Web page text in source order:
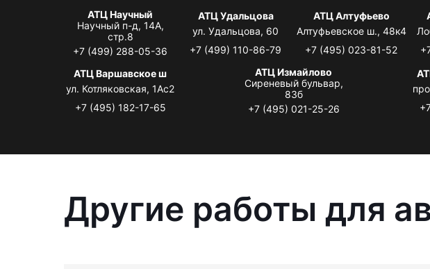
АТЦ Научный
Научный п-д, 14А,
стр.8
+7 (499) 288-05-36
АТЦ Удальцова
ул. Удальцова, 60
+7 (499) 110-86-79
АТЦ Алтуфьево
Алтуфьевское ш., 48к4
+7 (495) 023-81-52
АТЦ Варшавское ш
ул. Котляковская, 1Ас2
+7 (495) 182-17-65
АТЦ Измайлово
Сиреневый бульвар,
83б
+7 (495) 021-25-26
Другие работы для